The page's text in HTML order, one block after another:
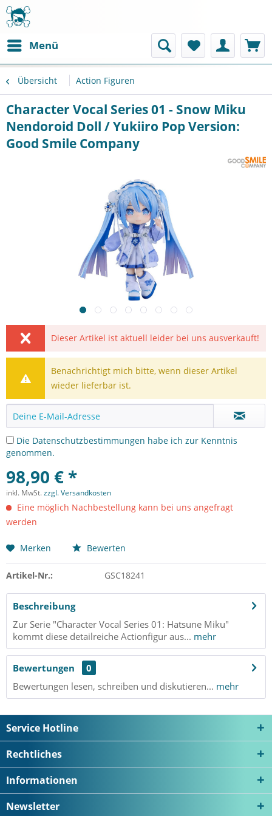
Menü
Übersicht Action Figuren
Character Vocal Series 01 - Snow Miku
Nendoroid Doll / Yukiiro Pop Version:
Good Smile Company
Dieser Artikel ist aktuell leider bei uns ausverkauft!
Benachrichtigt mich bitte, wenn dieser Artikel
wieder lieferbar ist.
Die Datenschutzbestimmungen habe ich zur Kenntnis
genommen.
98,90 € *
inkl. MwSt.zzgl. Versandkosten
Eine möglich Nachbestellung kann bei uns angefragt
werden
Merken Bewerten
Artikel-Nr.: GSC18241
Beschreibung
Zur Serie "Character Vocal Series 01: Hatsune Miku"
kommt diese detailreiche Actionfigur aus... mehr
Bewertungen
0
Bewertungen lesen, schreiben und diskutieren... mehr
Service Hotline
Rechtliches
Informationen
Newsletter